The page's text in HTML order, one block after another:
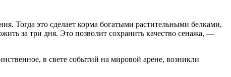
Тогда это сделает корма богатыми растительными белками,
за три дня. Это позволит сохранить качество сенажа, —
в свете событий на мировой арене, возникли